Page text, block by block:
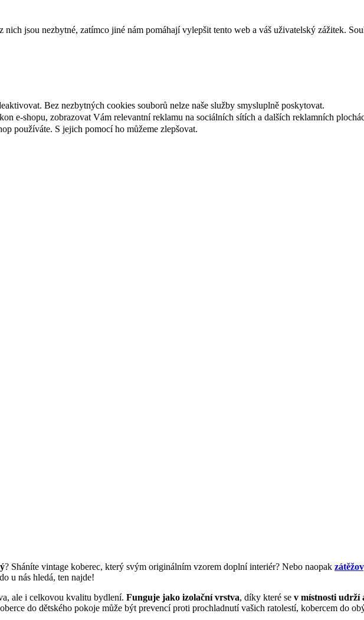
jsou nezbytné, zatímco jiné nám pomáhají vylepšit tento web a váš uživatelský zážitek.
Bez nezbytných cookies souborů nelze naše služby smysluplně poskytovat.
e-shopu, zobrazovat Vám relevantní reklamu na sociálních sítích a dalších reklamních
používáte. S jejich pomocí ho můžeme zlepšovat.
? Sháníte vintage koberec, který svým originálním vzorem doplní interiér? Nebo naopak
u nás hledá, ten najde!
ale i celkovou kvalitu bydlení. Funguje jako izolační vrstva, díky které se v místnosti udrží
do dětského pokoje může být prevencí proti prochladnutí vašich ratolestí, kobercem do